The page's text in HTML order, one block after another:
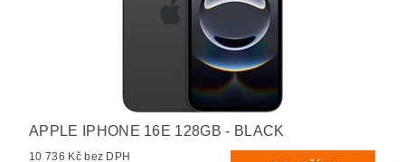
APPLE IPHONE 16E 128GB - BLACK
10 736 Kč bez DPH